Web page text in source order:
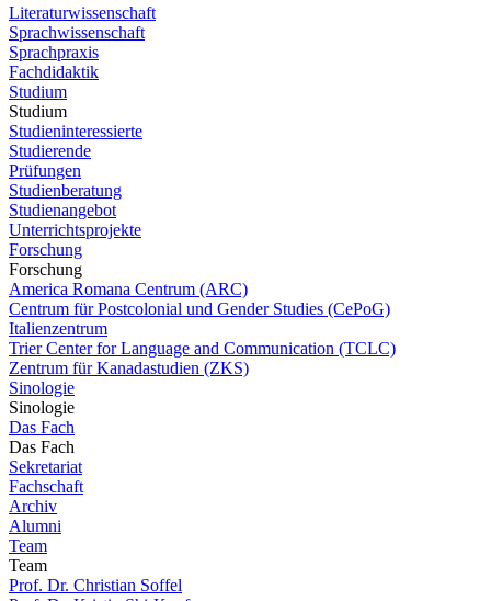
Literaturwissenschaft
Sprachwissenschaft
Sprachpraxis
Fachdidaktik
Studium
Studium
Studieninteressierte
Studierende
Prüfungen
Studienberatung
Studienangebot
Unterrichtsprojekte
Forschung
Forschung
America Romana Centrum (ARC)
Centrum für Postcolonial und Gender Studies (CePoG)
Italienzentrum
Trier Center for Language and Communication (TCLC)
Zentrum für Kanadastudien (ZKS)
Sinologie
Sinologie
Das Fach
Das Fach
Sekretariat
Fachschaft
Archiv
Alumni
Team
Team
Prof. Dr. Christian Soffel